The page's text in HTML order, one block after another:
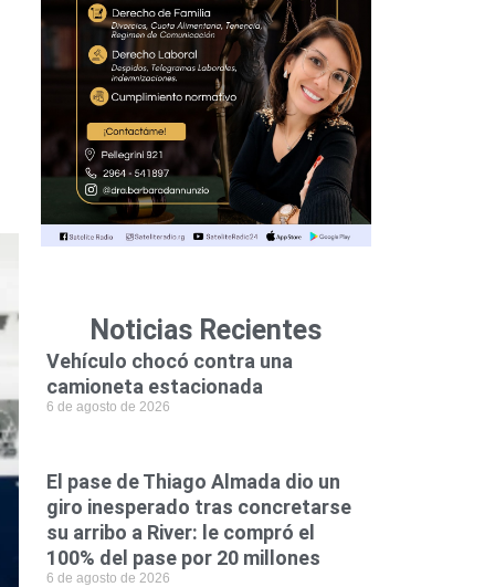
Noticias Recientes
Vehículo chocó contra una
camioneta estacionada
6 de agosto de 2026
El pase de Thiago Almada dio un
giro inesperado tras concretarse
su arribo a River: le compró el
100% del pase por 20 millones
6 de agosto de 2026